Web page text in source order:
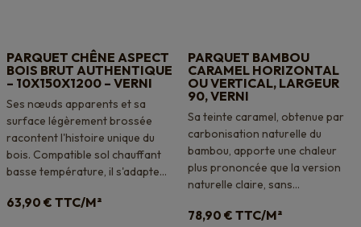
PARQUET CHÊNE ASPECT
BOIS BRUT AUTHENTIQUE
– 10X150X1200 – VERNI
Ses nœuds apparents et sa
surface légèrement brossée
racontent l'histoire unique du
bois. Compatible sol chauffant
basse température, il s'adapte...
63,90 € TTC/M²
PARQUET BAMBOU
CARAMEL HORIZONTAL
OU VERTICAL, LARGEUR
90, VERNI
Sa teinte caramel, obtenue par
carbonisation naturelle du
bambou, apporte une chaleur
plus prononcée que la version
naturelle claire, sans...
78,90 € TTC/M²